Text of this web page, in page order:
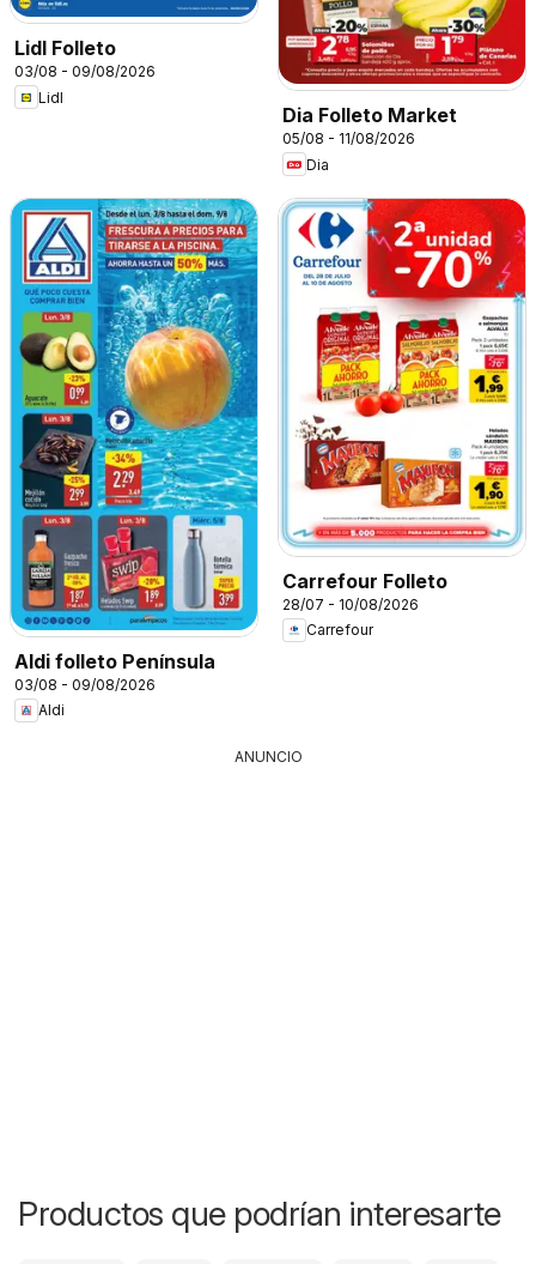
Lidl Folleto
03/08 - 09/08/2026
Lidl
Dia Folleto Market
05/08 - 11/08/2026
Dia
Aldi folleto Península
03/08 - 09/08/2026
Aldi
Carrefour Folleto
28/07 - 10/08/2026
Carrefour
ANUNCIO
Productos que podrían interesarte